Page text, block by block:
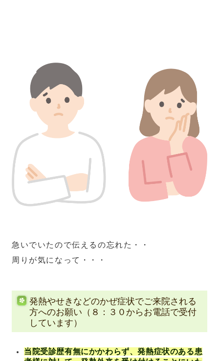
急いでいたので伝えるの忘れた・・
周りが気になって・・・
発熱やせきなどのかぜ症状でご来院される
方へのお願い（８：３０からお電話で受付
しています）
当院受診歴有無にかかわらず、発熱症状のある患